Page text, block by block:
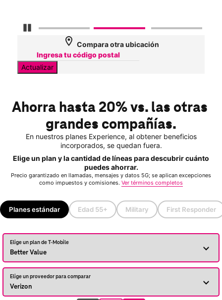
Detener carrusel
location_on Compara otra ubicación
Actualizar